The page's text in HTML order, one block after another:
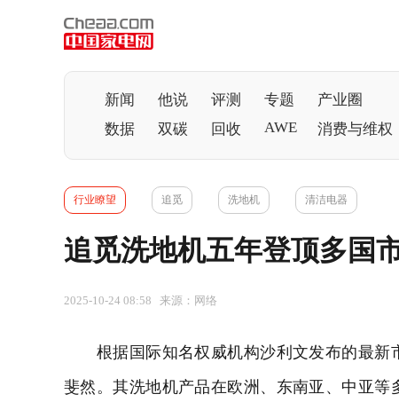
新闻 他说 评测 专题
产业圈
数据
双碳 回收 AWE 消费与维权
行业瞭望 追觅 洗地机 清洁电器
追觅洗地机五年登顶多国
2025-10-24 08:58 来源：网络
根据国际知名权威机构沙利文发布的最新
斐然。其洗地机产品在欧洲、东南亚、中亚等